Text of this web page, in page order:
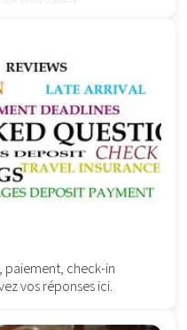
paiement, check-in
vos réponses ici.